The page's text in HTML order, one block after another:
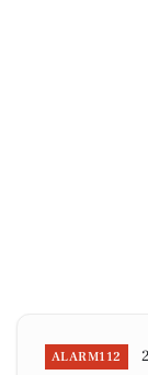
ALARM112